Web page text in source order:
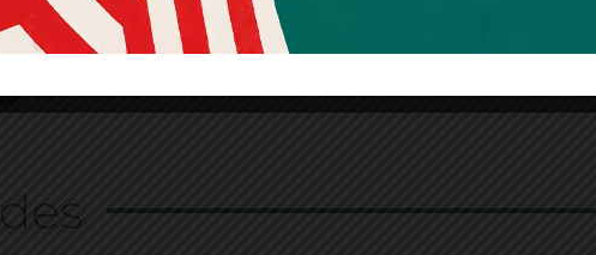
la publicació!
bar bombers farro ferits foc incendi